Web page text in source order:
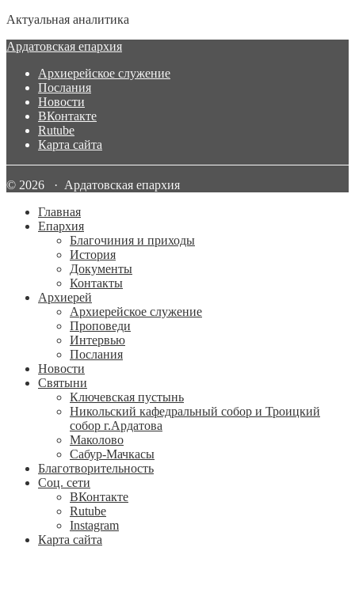
Актуальная аналитика
Ардатовская епархия
Архиерейское служение
Послания
Новости
ВКонтакте
Rutube
Карта сайта
© 2026 · Ардатовская епархия
Главная
Епархия
Благочиния и приходы
История
Документы
Контакты
Архиерей
Архиерейское служение
Проповеди
Интервью
Послания
Новости
Святыни
Ключевская пустынь
Никольский кафедральный собор и Троицкий
собор г.Ардатова
Маколово
Сабур-Мачкасы
Благотворительность
Соц. сети
ВКонтакте
Rutube
Instagram
Карта сайта